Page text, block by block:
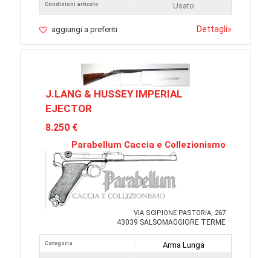
Condizioni articolo Usato
aggiungi a preferiti Dettagli»
J.LANG & HUSSEY IMPERIAL
EJECTOR
8.250 €
Parabellum Caccia e Collezionismo
VIA SCIPIONE PASTORIA, 267
43039 SALSOMAGGIORE TERME
Categoria
Arma Lunga